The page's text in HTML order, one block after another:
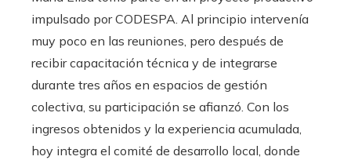
impulsado por CODESPA. Al principio intervenía
muy poco en las reuniones, pero después de
recibir capacitación técnica y de integrarse
durante tres años en espacios de gestión
colectiva, su participación se afianzó. Con los
ingresos obtenidos y la experiencia acumulada,
hoy integra el comité de desarrollo local, donde